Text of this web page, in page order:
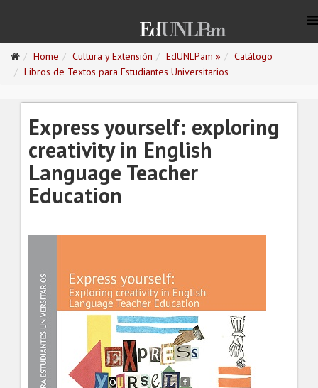
Home Cultura y Extensión EdUNLPam »
Catálogo
Libros de Textos para Estudiantes Universitarios
Express yourself: exploring
creativity in English
Language Teacher
Education